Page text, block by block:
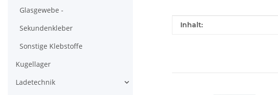
Produkteigenschaft
Wert
Inhalt:
Glasgewebe -
Sekundenkleber
Sonstige Klebstoffe
Kugellager
Ladetechnik